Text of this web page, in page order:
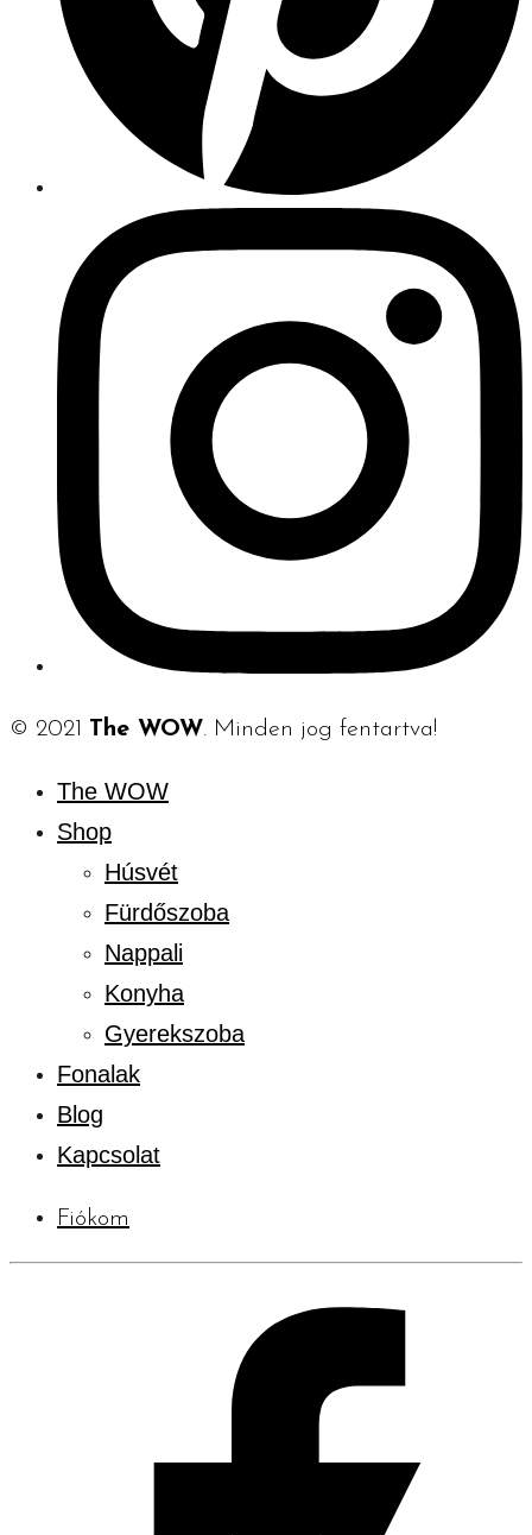
© 2021 The WOW. Minden jog fentartva!
The WOW
Shop
Húsvét
Fürdőszoba
Nappali
Konyha
Gyerekszoba
Fonalak
Blog
Kapcsolat
Fiókom